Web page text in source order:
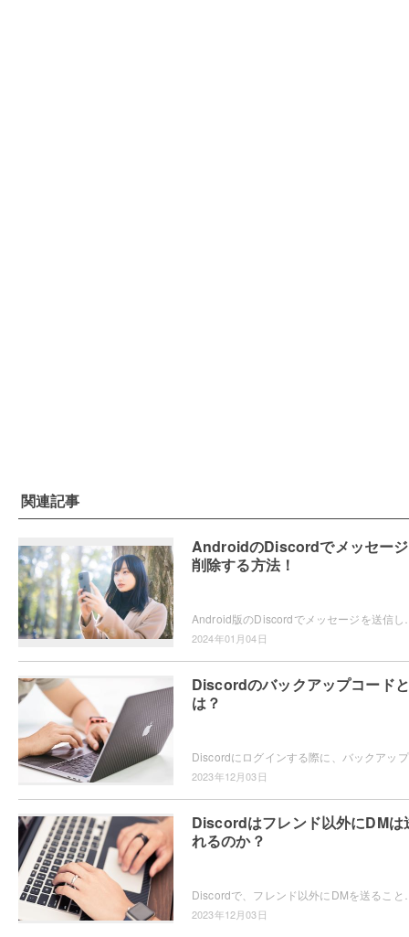
関連記事
AndroidのDiscordでメッセー
削除する方法！
2024年01月04日
Discordのバックアップコードと
は？
Discordにログ
2023年12月03日
Discordはフレンド以外にDMは
れるのか？
2023年12月03日